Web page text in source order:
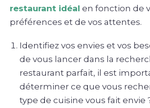
restaurant idéal en fonction de
préférences et de vos attentes.
Identifiez vos envies et vos
de vous lancer dans la
restaurant parfait, il est
déterminer ce que vous
type de cuisine vous fait envie